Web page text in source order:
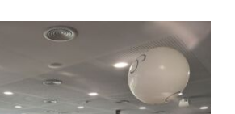
Esportius
de matrícula esportiva